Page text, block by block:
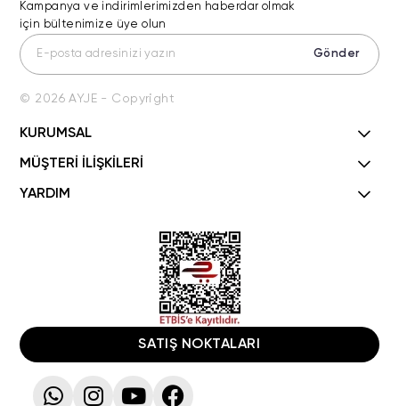
Kampanya ve indirimlerimizden haberdar olmak
için bültenimize üye olun
Gönder
© 2026 AYJE - Copyright
KURUMSAL
MÜŞTERİ İLİŞKİLERİ
YARDIM
SATIŞ NOKTALARI